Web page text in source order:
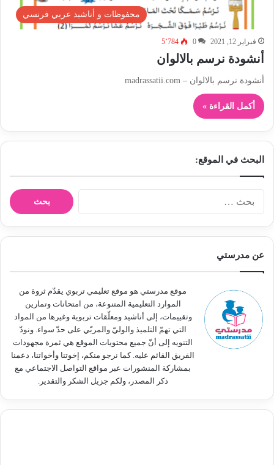
محفوظات و أناشيد عربي فرنسي
فبراير 12, 2021 0 5٬784
أنشودة نرسم بالالوان
أنشودة نرسم بالالوان – madrassatii.com
أكمل القراءة »
البحث في الموقع:
ن
عن مدرستي
موقع مدرستي هو موقع تعليمي تربوي يقدّم ثروة من
الموارد التعليمية المتنوعة، من امتحانات وتمارين
وتقييمات، إلى أناشيد ومعلّقات تربوية وغيرها من المواد
التي تهمّ التلميذ والوليّ والمربّي على حدّ سواء. ونودّ
التنويه إلى أنّ جميع محتويات الموقع هي ثمرة مجهودات
الفريق القائم عليه. كما نرجو منكم، إخوتنا وأخواتنا، دعمنا
بمشاركة المنشورات عبر مواقع التواصل الاجتماعي مع
ذكر المصدر، ولكم جزيل الشكر والتقدير.